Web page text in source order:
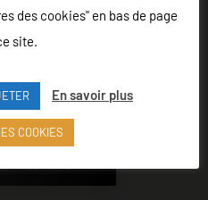
9h à 18h - Rue Louis Lepître,
52200 LANGRES
des cookies" en bas de page
site.
En savoir plus
COOKIES